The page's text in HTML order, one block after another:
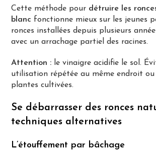
Cette méthode pour détruire les
blanc fonctionne mieux sur les jeunes
ronces installées depuis plusieurs
avec un arrachage partiel des racines.
Attention : le vinaigre acidifie le sol.
utilisation répétée au même endroit
plantes cultivées.
Se débarrasser des ronces
techniques alternatives
L’étouffement par bâchage